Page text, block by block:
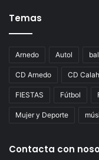
Temas
Arnedo Autol
CD Arnedo CD
FIESTAS Fútbol
Mujer y Deporte
Contacta con